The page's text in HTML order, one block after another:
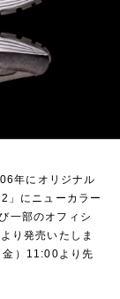
年にオリジナル
」にニューカラー
一部のオフィシ
り発売いたしま
）11:00より先